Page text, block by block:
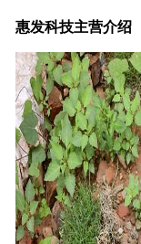
惠发科技主营介绍